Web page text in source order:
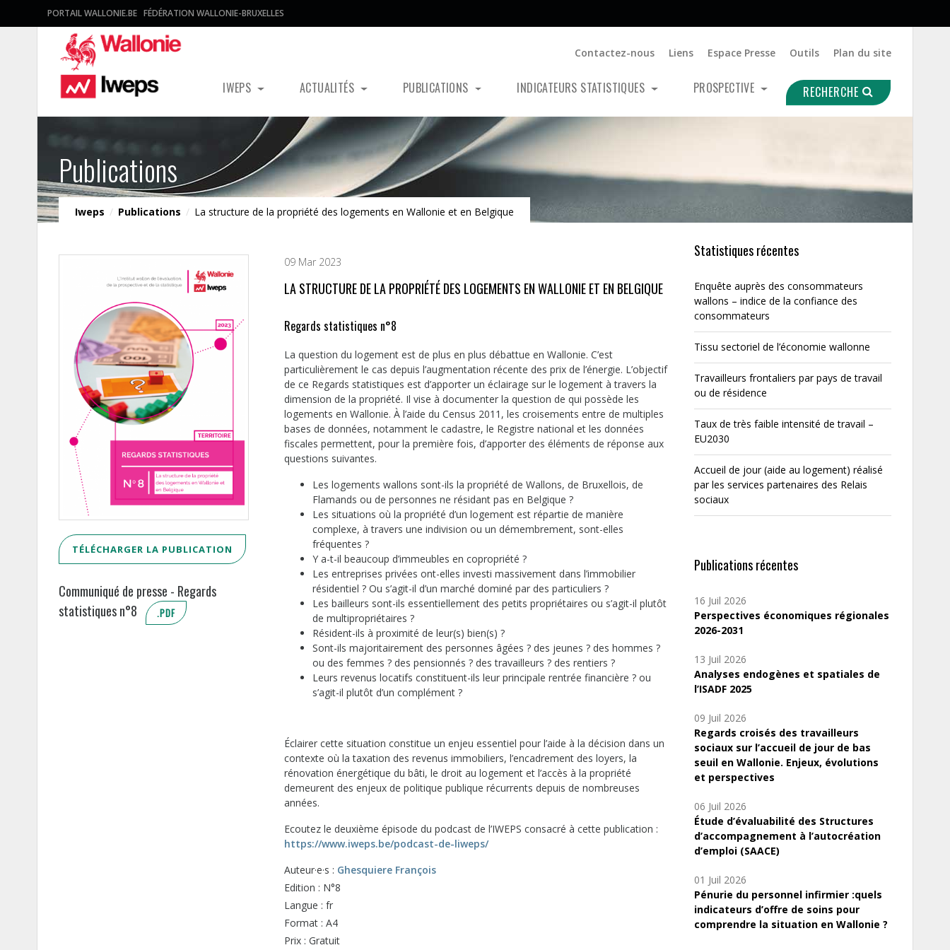
PORTAIL WALLONIE.BE FÉDÉRATION WALLONIE-BRUXELLES
Contactez-nous Liens Espace Presse Outils Plan du site
IWEPS ACTUALITÉS PUBLICATIONS INDICATEURS STATISTIQUES PROSPECTIVE RECHERCHE
Publications
Iweps / Publications / La structure de la propriété des logements en Wallonie et en Belgique
TÉLÉCHARGER LA PUBLICATION
Communiqué de presse - Regards
statistiques n°8
.PDF
09 Mar 2023
LA STRUCTURE DE LA PROPRIÉTÉ DES LOGEMENTS EN WALLONIE ET EN BELGIQUE
Regards statistiques n°8
La question du logement est de plus en plus débattue en Wallonie. C’est
particulièrement le cas depuis l’augmentation récente des prix de l’énergie. L’objectif
de ce Regards statistiques est d’apporter un éclairage sur le logement à travers la
dimension de la propriété. Il vise à documenter la question de qui possède les
logements en Wallonie. À l’aide du Census 2011, les croisements entre de multiples
bases de données, notamment le cadastre, le Registre national et les données
fiscales permettent, pour la première fois, d’apporter des éléments de réponse aux
questions suivantes.
Les logements wallons sont-ils la propriété de Wallons, de Bruxellois, de
Flamands ou de personnes ne résidant pas en Belgique ?
Les situations où la propriété d’un logement est répartie de manière
complexe, à travers une indivision ou un démembrement, sont-elles
fréquentes ?
Y a-t-il beaucoup d’immeubles en copropriété ?
Les entreprises privées ont-elles investi massivement dans l’immobilier
résidentiel ? Ou s’agit-il d’un marché dominé par des particuliers ?
Les bailleurs sont-ils essentiellement des petits propriétaires ou s’agit-il plutôt
de multipropriétaires ?
Résident-ils à proximité de leur(s) bien(s) ?
Sont-ils majoritairement des personnes âgées ? des jeunes ? des hommes ?
ou des femmes ? des pensionnés ? des travailleurs ? des rentiers ?
Leurs revenus locatifs constituent-ils leur principale rentrée financière ? ou
s’agit-il plutôt d’un complément ?
Éclairer cette situation constitue un enjeu essentiel pour l’aide à la décision dans un
contexte où la taxation des revenus immobiliers, l’encadrement des loyers, la
rénovation énergétique du bâti, le droit au logement et l’accès à la propriété
demeurent des enjeux de politique publique récurrents depuis de nombreuses
années.
Ecoutez le deuxième épisode du podcast de l’IWEPS consacré à cette publication :
https://www.iweps.be/podcast-de-liweps/
Auteur·e·s : Ghesquiere François
Edition : N°8
Langue : fr
Format : A4
Prix : Gratuit
Statistiques récentes
Enquête auprès des consommateurs
wallons – indice de la confiance des
consommateurs
Tissu sectoriel de l’économie wallonne
Travailleurs frontaliers par pays de travail
ou de résidence
Taux de très faible intensité de travail –
EU2030
Accueil de jour (aide au logement) réalisé
par les services partenaires des Relais
sociaux
Publications récentes
16 Juil 2026
Perspectives économiques régionales
2026-2031
13 Juil 2026
Analyses endogènes et spatiales de
l’ISADF 2025
09 Juil 2026
Regards croisés des travailleurs
sociaux sur l’accueil de jour de bas
seuil en Wallonie. Enjeux, évolutions
et perspectives
06 Juil 2026
Étude d’évaluabilité des Structures
d’accompagnement à l’autocréation
d’emploi (SAACE)
01 Juil 2026
Pénurie du personnel infirmier :quels
indicateurs d’offre de soins pour
comprendre la situation en Wallonie ?